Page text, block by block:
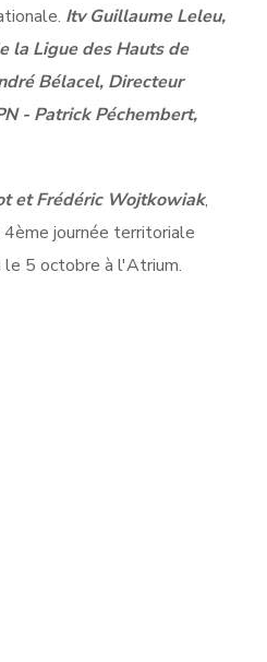
Itv Guillaume Leleu,
la Ligue des Hauts de
Bélacel, Directeur
- Patrick Péchembert,
et Frédéric Wojtkowiak,
journée territoriale
le 5 octobre à l'Atrium.